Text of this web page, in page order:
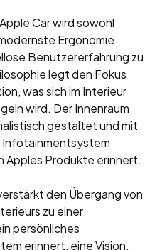
Car wird sowohl
Ergonomie
Benutzererfahrung zu
legt den Fokus
was sich im Interieur
wird. Der Innenraum
gestaltet und mit
Apples Produkte erinnert.
den Übergang von
zu einer
persönliches
erinnert, eine Vision,